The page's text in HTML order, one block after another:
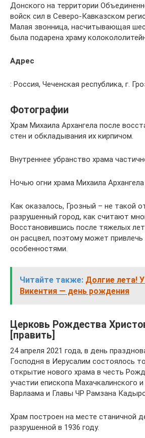
Донского на территории
войск сил в Северо-Кавказском
Малая звонница, насчитывающая
была подарена храму
Адрес
: Россия, Чеченская республика, г.
Фотографии
Храм Михаила Архангела после
стен и обкладывания их кирпичом.
Внутреннее убранство храма
Ночью огни храма Михаила
Как оказалось, Грозный – не такой
разрушенный город, как считают
Восстановившись после тяжелых
он расцвел, поэтому может
особенностями.
Читайте также: Долгие лета!
Викентия — день рождения
Церковь Рождества
[править]
24 апреля 2021 года, в день
Господня в Иерусалим состоялось
открытие нового храма в честь
участии епископа Махачкалинского
Варлаама и Главы ЧР Рамзана
Храм построен на месте станичной
разрушенной в 1936 году.